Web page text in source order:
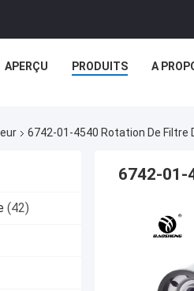
APERÇU PRODUITS A
6742-01-4540 Rotation De Filtre
(42)
6742-01-